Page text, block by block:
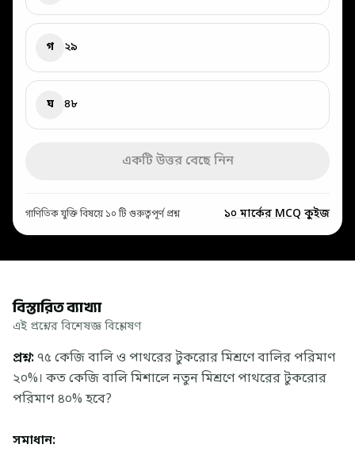
গ ২৯
ঘ ৪৮
একটি উত্তর বেছে নিন
গাণিতিক যুক্তি বিষয়ে ১০ টি গুরুত্বপূর্ণ প্রশ্ন ১০ মার্কের MCQ কুইজ
বিস্তারিত ব্যাখ্যা
এই প্রশ্নের বিশেষজ্ঞ বিশ্লেষণ
প্রশ্ন:৭৫ কেজি বালি ও পাথরের টুকরোর মিশ্রণে বালির পরিমাণ
২০%। কত কেজি বালি মিশালে নতুন মিশ্রণে পাথরের টুকরোর
পরিমাণ ৪০% হবে?
সমাধান: